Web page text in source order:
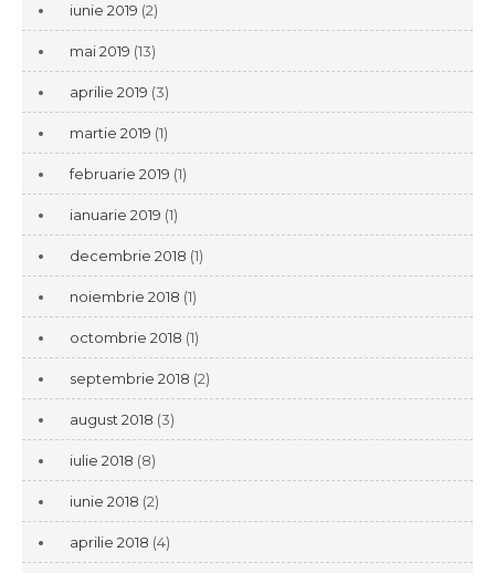
iunie 2019 (2)
mai 2019 (13)
aprilie 2019 (3)
martie 2019 (1)
februarie 2019 (1)
ianuarie 2019 (1)
decembrie 2018 (1)
noiembrie 2018 (1)
octombrie 2018 (1)
septembrie 2018 (2)
august 2018 (3)
iulie 2018 (8)
iunie 2018 (2)
aprilie 2018 (4)